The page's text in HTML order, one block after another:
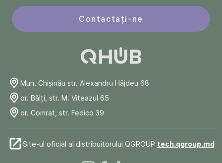
Contactați-ne
Mun. Chişinău str. Alexandru Hâjdeu 68
or. Bălți, str. M. Viteazul 65
or. Comrat, str. Fedico 39
Site-ul oficial al distribuitorului QGROUP tech.qgroup.md